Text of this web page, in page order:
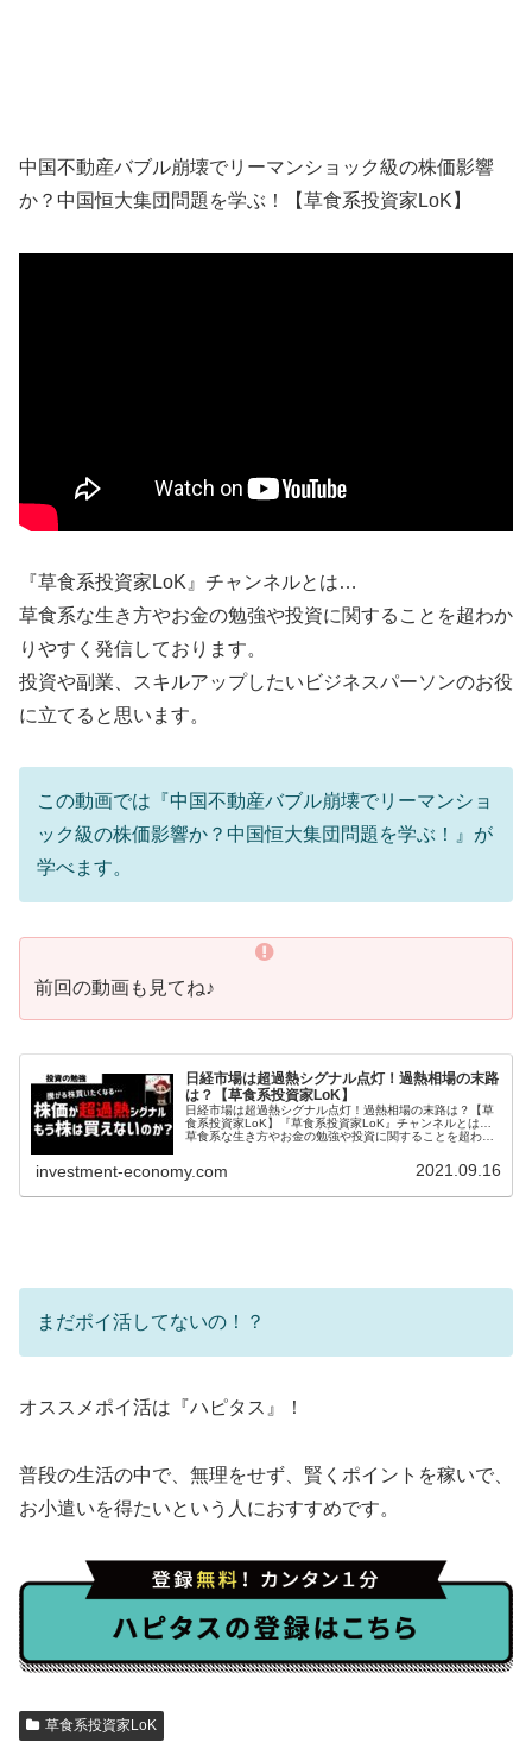
中国不動産バブル崩壊でリーマンショック級の株価影響
か？中国恒大集団問題を学ぶ！【草食系投資家LoK】
『草食系投資家LoK』チャンネルとは…
草食系な生き方やお金の勉強や投資に関することを超わか
りやすく発信しております。
投資や副業、スキルアップしたいビジネスパーソンのお役
に立てると思います。
この動画では『中国不動産バブル崩壊でリーマンショ
ック級の株価影響か？中国恒大集団問題を学ぶ！』が
学べます。
前回の動画も見てね♪
日経市場は超過熱シグナル点灯！過熱相場の末路
は？【草食系投資家LoK】
日経市場は超過熱シグナル点灯！過熱相場の末路は？【草
食系投資家LoK】『草食系投資家LoK』チャンネルとは…
草食系な生き方やお金の勉強や投資に関することを超わか
investment-economy.com 2021.09.16
まだポイ活してないの！？
オススメポイ活は『ハピタス』！
普段の生活の中で、無理をせず、賢くポイントを稼いで、
お小遣いを得たいという人におすすめです。
草食系投資家LoK